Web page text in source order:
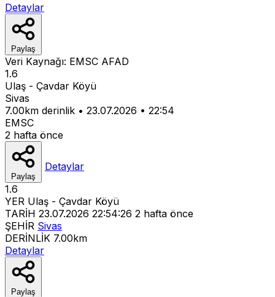
Detaylar
Paylaş
Veri Kaynağı: EMSC AFAD
1.6
Ulaş - Çavdar Köyü
Sivas
7.00km derinlik • 23.07.2026 • 22:54
EMSC
2 hafta önce
Paylaş
Detaylar
1.6
YER Ulaş - Çavdar Köyü
TARİH 23.07.2026 22:54:26 2 hafta önce
ŞEHİR Sivas
DERİNLİK 7.00km
Detaylar
Paylaş